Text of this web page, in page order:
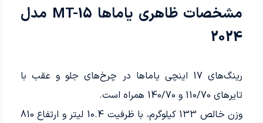
مشخصات ظاهری یاماها MT-15 مدل
2024
رینگ‌های 17 اینچی یاماها در چرخ‌های جلو و عقب با
تایرهای 110/70 و 140/70 همراه است.
وزن خالص 133 کیلوگرم، با ظرفیت 10.4 لیتر و ارتفاع 810